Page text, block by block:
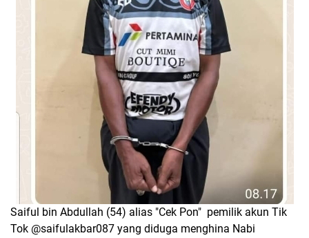
Saiful bin Abdullah (54) alias "Cek Pon" pemilik akun Tik
Tok @saifulakbar087 yang diduga menghina Nabi